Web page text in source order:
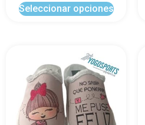
Seleccionar opciones